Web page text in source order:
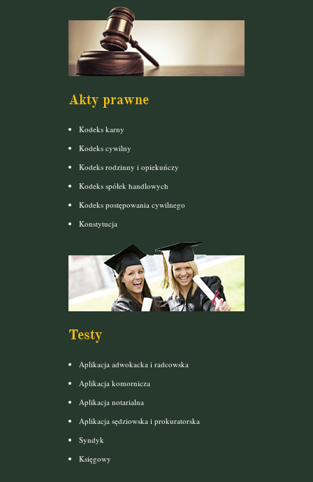
Akty prawne
Kodeks karny
Kodeks cywilny
Kodeks rodzinny i opiekuńczy
Kodeks spółek handlowych
Kodeks postępowania cywilnego
Konstytucja
Testy
Aplikacja adwokacka i radcowska
Aplikacja komornicza
Aplikacja notarialna
Aplikacja sędziowska i prokuratorska
Syndyk
Księgowy